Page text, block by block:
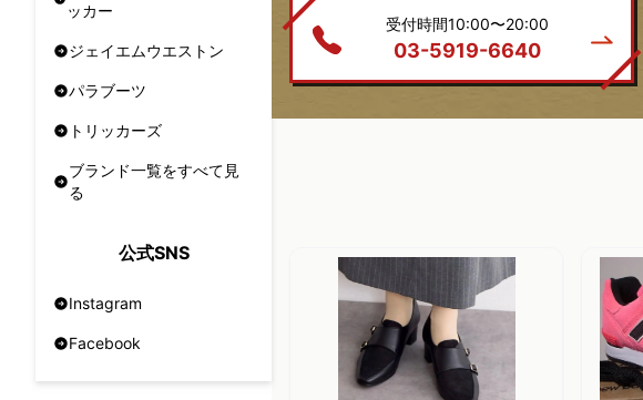
ッカー
ジェイエムウエストン
パラブーツ
トリッカーズ
ブランド一覧をすべて見
る
公式SNS
Instagram
Facebook
受付時間10:00〜20:00
03-5919-6640